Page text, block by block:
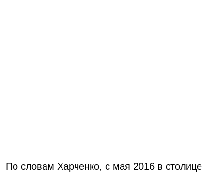
По словам Харченко, с мая 2016 в столице